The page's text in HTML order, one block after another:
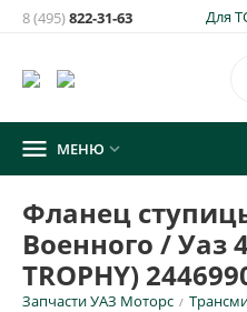
Для
8 (495)822-31-63
 МЕНЮ 
Фланец
Военного / Уаз
TROPHY)
Запчасти УАЗ Моторс /